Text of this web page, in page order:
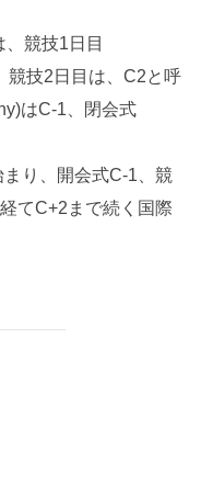
競技1日目
競技2日目は、C2と呼
はC-1、閉会式
り、開会式C-1、競
てC+2まで続く国際